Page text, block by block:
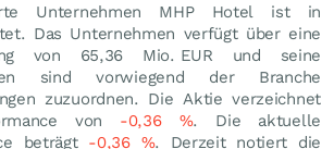
Unternehmen MHP Hotel ist in
Das Unternehmen verfügt über eine
von 65,36 Mio. EUR und seine
sind vorwiegend der Branche
zuzuordnen. Die Aktie verzeichnet
von -0,36 %. Die aktuelle
beträgt -0,36 %. Derzeit notiert die